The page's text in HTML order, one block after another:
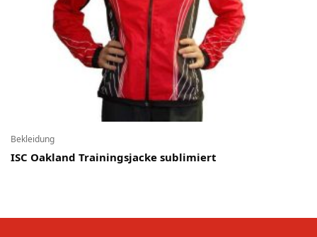
Bekleidung
ISC Oakland Trainingsjacke sublimiert